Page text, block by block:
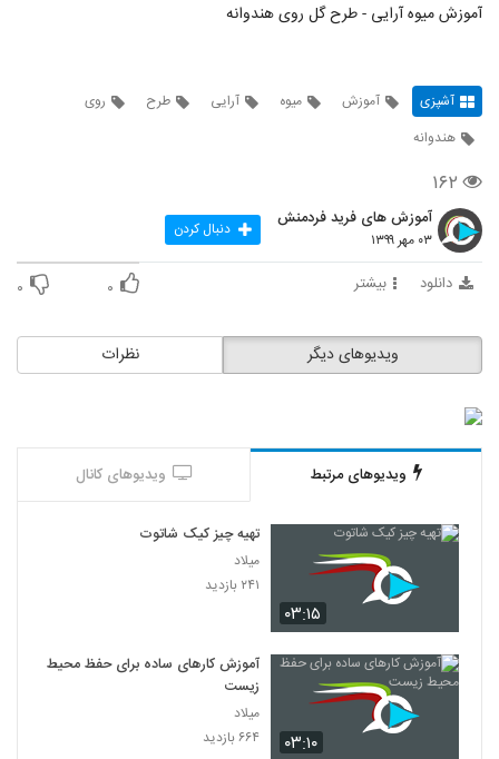
آموزش میوه آرایی - طرح گل روی هندوانه
آشپزی آموزش میوه آرایی طرح
روی
هندوانه
۱۶۲
آموزش های فرید فردمنش
۰۳ مهر ۱۳۹۹ دنبال کردن
دانلود بیشتر ۰ ۰
نظرات ویدیوهای دیگر
ویدیوهای مرتبط ویدیوهای کانال
۰۳:۱۵
تهیه چیز کیک شاتوت
میلاد
۲۴۱ بازدید
۰۳:۱۰
آموزش کارهای ساده برای حفظ محیط
زیست
میلاد
۶۶۴ بازدید